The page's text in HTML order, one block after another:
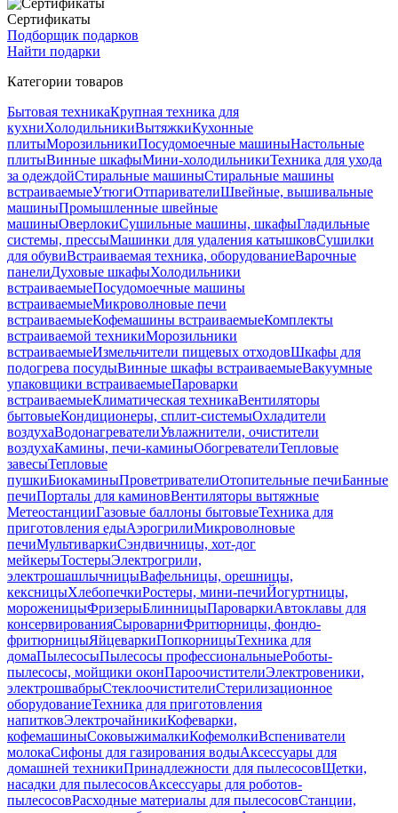
Сертификаты
Подборщик подарков
Найти подарки
Категории товаров
Бытовая техникаКрупная техника для
кухниХолодильникиВытяжкиКухонные
плитыМорозильникиПосудомоечные машиныНастольные
плитыВинные шкафыМини-холодильникиТехника для ухода
за одеждойСтиральные машиныСтиральные машины
встраиваемыеУтюгиОтпаривателиШвейные, вышивальные
машиныПромышленные швейные
машиныОверлокиСушильные машины, шкафыГладильные
системы, прессыМашинки для удаления катышковСушилки
для обувиВстраиваемая техника, оборудованиеВарочные
панелиДуховые шкафыХолодильники
встраиваемыеПосудомоечные машины
встраиваемыеМикроволновые печи
встраиваемыеКофемашины встраиваемыеКомплекты
встраиваемой техникиМорозильники
встраиваемыеИзмельчители пищевых отходовШкафы для
подогрева посудыВинные шкафы встраиваемыеВакуумные
упаковщики встраиваемыеПароварки
встраиваемыеКлиматическая техникаВентиляторы
бытовыеКондиционеры, сплит-системыОхладители
воздухаВодонагревателиУвлажнители, очистители
воздухаКамины, печи-каминыОбогревателиТепловые
завесыТепловые
пушкиБиокаминыПроветривателиОтопительные печиБанные
печиПорталы для каминовВентиляторы вытяжные
МетеостанцииГазовые баллоны бытовыеТехника для
приготовления едыАэрогрилиМикроволновые
печиМультиваркиСэндвичницы, хот-дог
мейкерыТостерыЭлектрогрили,
электрошашлычницыВафельницы, орешницы,
кексницыХлебопечкиРостеры, мини-печиЙогуртницы,
мороженицыФризерыБлинницыПароваркиАвтоклавы для
консервированияСыроварниФритюрницы, фондю-
фритюрницыЯйцеваркиПопкорницыТехника для
домаПылесосыПылесосы профессиональныеРоботы-
пылесосы, мойщики оконПароочистителиЭлектровеники,
электрошвабрыСтеклоочистителиСтерилизационное
оборудованиеТехника для приготовления
напитковЭлектрочайникиКофеварки,
кофемашиныСоковыжималкиКофемолкиВспениватели
молокаСифоны для газирования водыАксессуары для
домашней техникиПринадлежности для пылесосовЩетки,
насадки для пылесосовАксессуары для роботов-
пылесосовРасходные материалы для пылесосовСтанции,